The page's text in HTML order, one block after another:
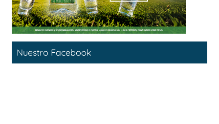
Nuestro Facebook